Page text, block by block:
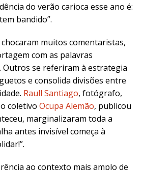
do verão carioca esse ano é:
bandido”.
muitos comentaristas,
com as palavras
Outros se referiram à estrategia
e consolida divisões entre
Raull Santiago, fotógrafo,
coletivo Ocupa Alemão, publicou
marginalizaram toda a
antes invisível começa à
ao contexto mais amplo de